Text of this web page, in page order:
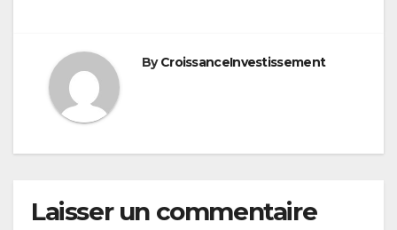
ByCroissanceInvestissement
Laisser un commentaire